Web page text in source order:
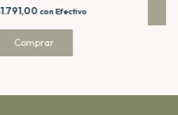
con Efectivo
Comprar